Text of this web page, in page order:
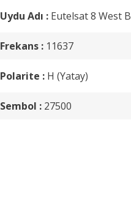
Uydu Adı : Eutelsat 8 West B
Frekans : 11637
Polarite : H (Yatay)
Sembol : 27500